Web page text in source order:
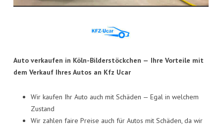
Auto ver­kau­fen in Köln-Bil­der­stöck­chen — Ihre Vor­tei­le mit
dem Ver­kauf Ihres Autos an Kfz Ucar
Wir kau­fen Ihr Auto auch mit Schä­den — Egal in wel­chem
Zustand
Wir zah­len fai­re Prei­se auch für Autos mit Schä­den, da wir